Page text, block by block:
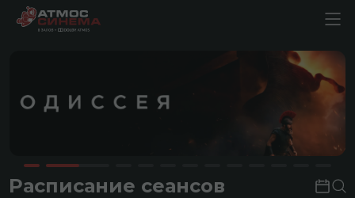
Расписание сеансов